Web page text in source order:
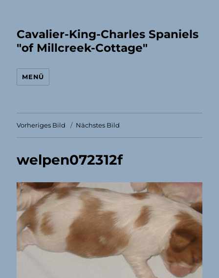
Cavalier-King-Charles Spaniels
"of Millcreek-Cottage"
MENÜ
Vorheriges Bild Nächstes Bild
welpen072312f